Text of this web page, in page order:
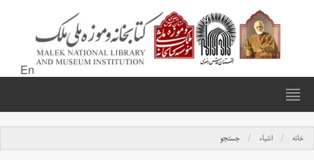
En
خانه اشیاء جستجو